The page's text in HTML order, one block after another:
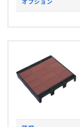
オプション